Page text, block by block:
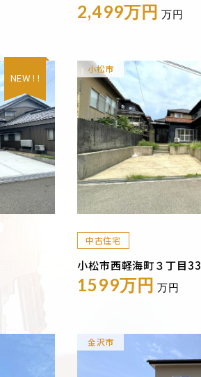
2,499万円 万円
NEW ! !
小松市
中古住宅
小松市西軽海町３丁目33
1599万円 万円
金沢市